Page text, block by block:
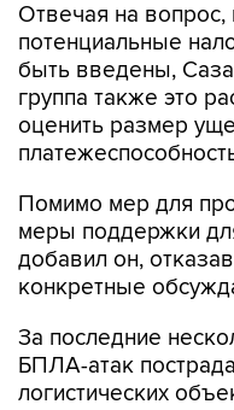
Отвечая на
потенциальные
быть введены,
группа также это
оценить размер
Помимо мер для
меры поддержки
добавил он,
конкретные
За последние
БПЛА-атак
логистических